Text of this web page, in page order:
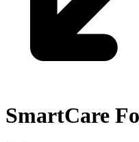
SmartCare